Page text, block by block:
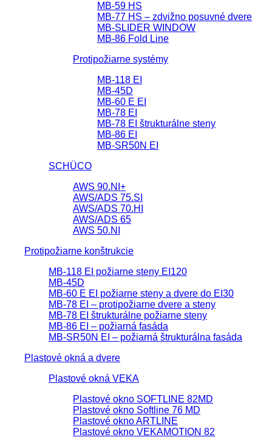
MB-59 HS
MB-77 HS – zdvižno posuvné dvere
MB-SLIDER WINDOW
MB-86 Fold Line
Protipožiarne systémy
MB-118 EI
MB-45D
MB-60 E EI
MB-78 EI
MB-78 EI štrukturálne steny
MB-86 EI
MB-SR50N EI
SCHÜCO
AWS 90.NI+
AWS/ADS 75.SI
AWS/ADS 70.HI
AWS/ADS 65
AWS 50.NI
Protipožiarne konštrukcie
MB-118 EI požiarne steny EI120
MB-45D
MB-60 E EI požiarne steny a dvere do EI30
MB-78 EI – protipožiarne dvere a steny
MB-78 EI štrukturálne požiarne steny
MB-86 EI – požiarná fasáda
MB-SR50N EI – požiarná štrukturálna fasáda
Plastové okná a dvere
Plastové okná VEKA
Plastové okno SOFTLINE 82MD
Plastové okno Softline 76 MD
Plastové okno ARTLINE
Plastové okno VEKAMOTION 82